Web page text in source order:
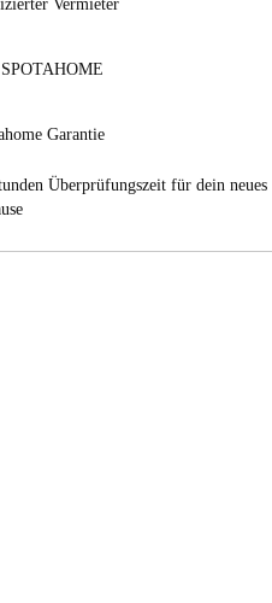
und Betriebskosten in einem für ein
Mietverhältnis.
Vermieter
diesen Vermieter
Garantie
Vermieter deine Buchung kurzfristig
werden wir dir entweder A) ein Hotel
B) den gezahlten Betrag vollständig